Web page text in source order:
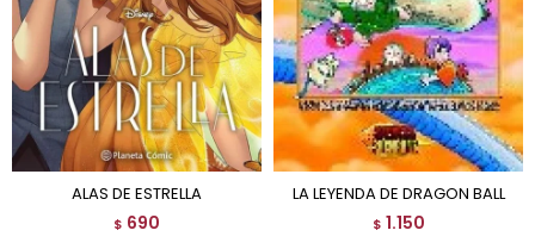
ALAS DE ESTRELLA
$ 690
LA LEYENDA DE DRAGON BALL
$ 1.150